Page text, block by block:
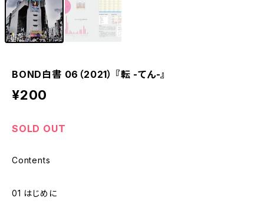
BOND白書 06（2021） 『転 -てん-』
¥200
SOLD OUT
Contents
01 はじめに